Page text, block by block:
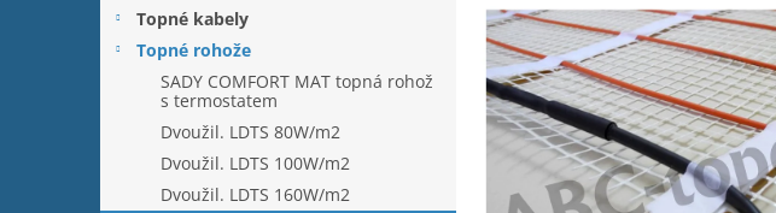
Topné kabely
Topné rohože
SADY COMFORT MAT topná rohož
s termostatem
Dvoužil. LDTS 80W/m2
Dvoužil. LDTS 100W/m2
Dvoužil. LDTS 160W/m2